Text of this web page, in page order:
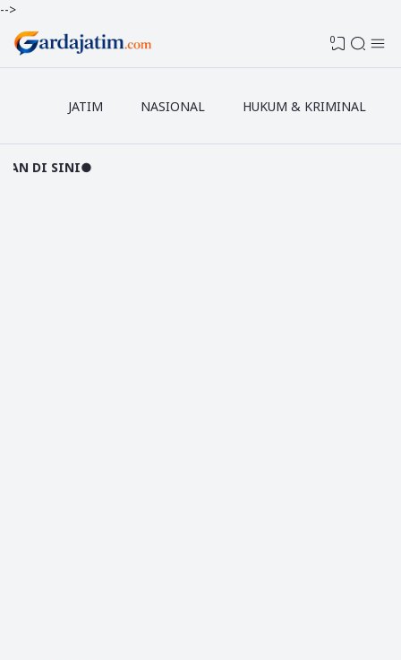
-->
0
JATIM NASIONAL HUKUM & KRIMINAL